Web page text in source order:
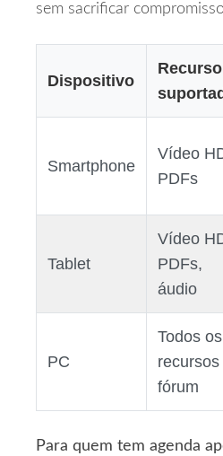
sem sacrificar
Dispositivo
Recurso
Smartphone
Vídeo
PDFs
Tablet
Vídeo
PDFs,
áudio
PC
Todos os
recursos
fórum
Para quem tem agenda